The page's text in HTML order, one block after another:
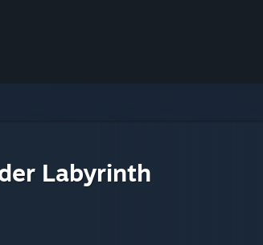
Labyrinth